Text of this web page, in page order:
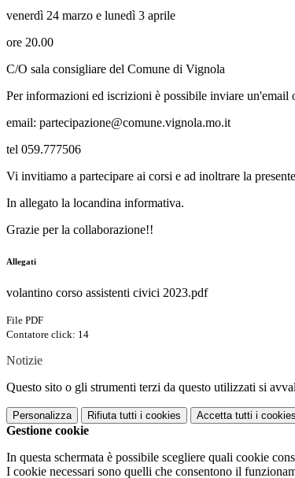
venerdì 24 marzo e lunedì 3 aprile
ore 20.00
C/O sala consigliare del Comune di Vignola
Per informazioni ed iscrizioni è possibile inviare
email: partecipazione@comune.vignola.mo.it
tel 059.777506
Vi invitiamo a partecipare ai corsi e ad inoltrare la
In allegato la locandina informativa.
Grazie per la collaborazione!!
Allegati
volantino corso assistenti civici 2023.pdf
File PDF
Contatore click: 14
Notizie
Questo sito o gli strumenti terzi da questo utilizzati si
Personalizza Rifiuta tutti i cookies Accetta tutti i cookies
Gestione cookie
In questa schermata è possibile scegliere quali cookie
I cookie necessari sono quelli che consentono il